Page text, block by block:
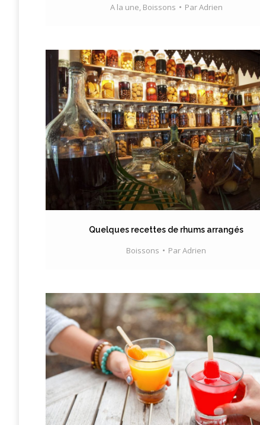
A la une, Boissons ParAdrien
Quelques recettes de rhums arrangés
Boissons ParAdrien